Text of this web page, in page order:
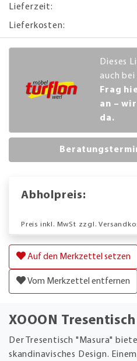
Lieferzeit:
Lieferkosten:
Dieses
auch bei
Frag
an –
da.
Abholpreis:
Preis inkl. MwSt zzgl.
Auf den Merkzettel setzen
Vom Merkzettel entfernen
XOOON
Der Tresentisch "Masura"
skandinavisches Design.